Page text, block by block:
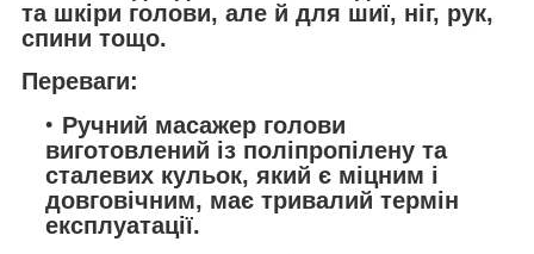
та шкіри голови, але й для шиї, ніг, рук,
спини тощо.
Переваги:
Ручний масажер голови
виготовлений із поліпропілену та
сталевих кульок, який є міцним і
довговічним, має тривалий термін
експлуатації.